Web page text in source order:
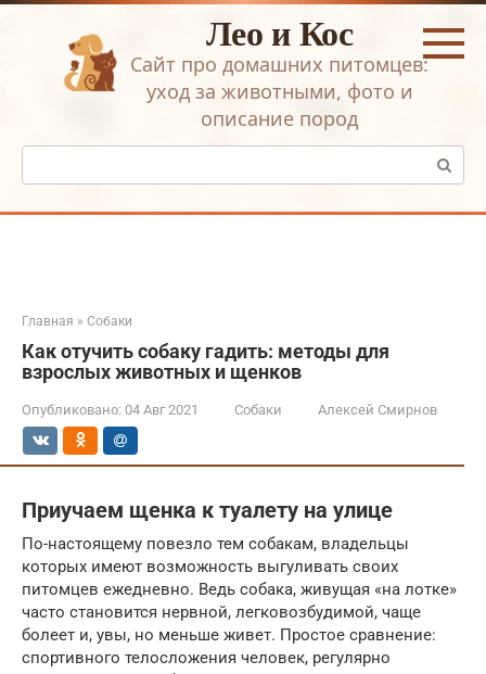
Перейти
Лео и Кос
Сайт про домашних питомцев:
уход за животными, фото и
описание пород
Поиск:
Главная » Собаки
Как отучить собаку гадить: методы для
взрослых животных и щенков
Опубликовано: 04 Авг 2021 Собаки Алексей Смирнов
Приучаем щенка к туалету на улице
По-настоящему повезло тем собакам, владельцы
которых имеют возможность выгуливать своих
питомцев ежедневно. Ведь собака, живущая «на лотке»
часто становится нервной, легковозбудимой, чаще
болеет и, увы, но меньше живет. Простое сравнение:
спортивного телосложения человек, регулярно